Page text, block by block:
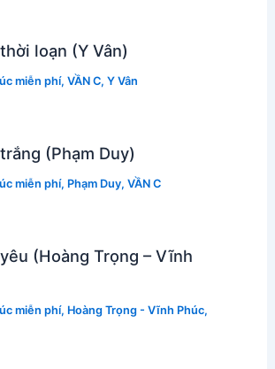
loạn (Y Vân)
miễn phí, VẦN C, Y Vân
(Phạm Duy)
miễn phí, Phạm Duy, VẦN C
(Hoàng Trọng – Vĩnh
miễn phí, Hoàng Trọng - Vĩnh Phúc,